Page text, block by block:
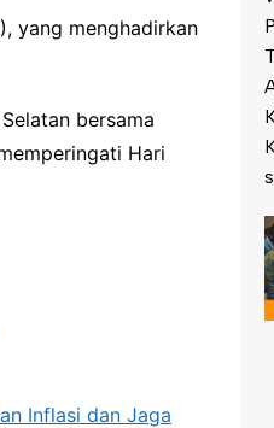
yang menghadirkan
bersama
Hari
Inflasi dan Jaga